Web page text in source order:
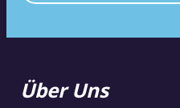
Über Uns